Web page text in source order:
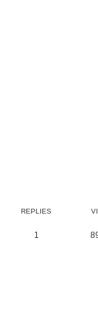
REPLIES
1